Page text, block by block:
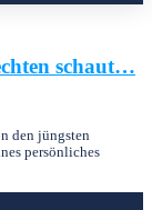
schaut…
den jüngsten
persönliches